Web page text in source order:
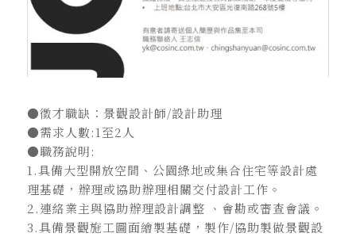
●徵才職缺：景觀設計師/設計助理
●需求人數:1至2人
●職務說明:
1.具備大型開放空間、公園綠地或集合住宅等設計處
理基礎，辦理或協助辦理相關交付設計工作。
2.連絡業主與協助辦理設計調整 、會勘或審查會議。
3.具備景觀施工圖面繪製基礎，製作/協助製做景觀設